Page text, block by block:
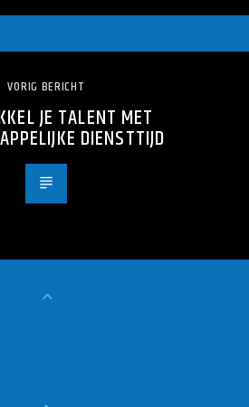
VORIG BERICHT
JE TALENT MET
DIENSTTIJD